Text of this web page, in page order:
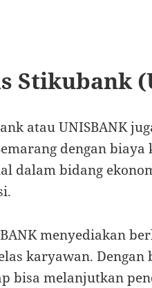
Stikubank
atau UNISBANK
dengan
dalam bidang
menyediakan
karyawan. Dengan
bisa melanjutkan